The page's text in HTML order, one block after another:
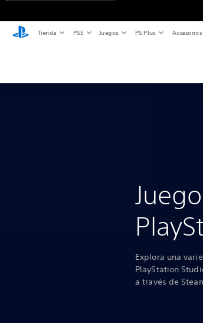
Tienda PS5 Juegos PS Plus Accesorios
Explora una
PlayStation
a través de